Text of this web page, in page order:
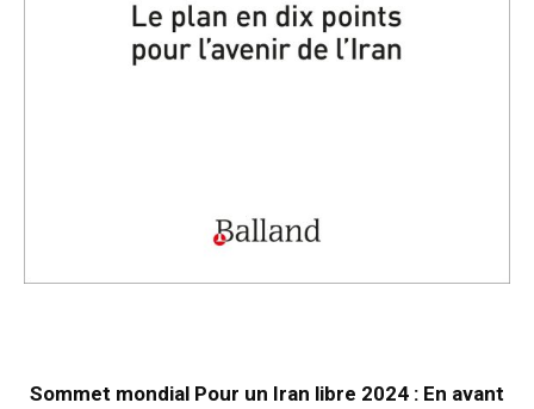
Sommet mondial Pour un Iran libre 2024 : En avant